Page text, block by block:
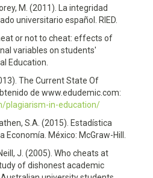
M. (2011). La integridad
universitario español. RIED.
or not to cheat: effects of
variables on students'
Education.
The Current State Of
de www.edudemic.com:
plagiarism-in-education/
S.A. (2015). Estadística
Economía. México: McGraw-Hill.
J. (2005). Who cheats at
of dishonest academic